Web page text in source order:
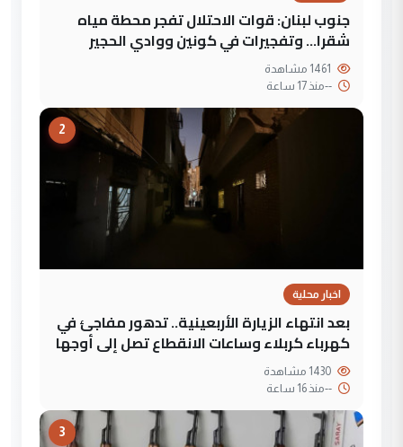
جنوب لبنان: قوات الاحتلال تفجر محطة مياه
شقرا… وتفجيرات في كونين ووادي الحجير
--منذ 17 ساعة
2
اخبار محلية
بعد انتهاء الزيارة الأربعينية.. تدهور مفاجئ في
كهرباء كربلاء وساعات الانقطاع تصل إلى أوجها
--منذ 16 ساعة
3